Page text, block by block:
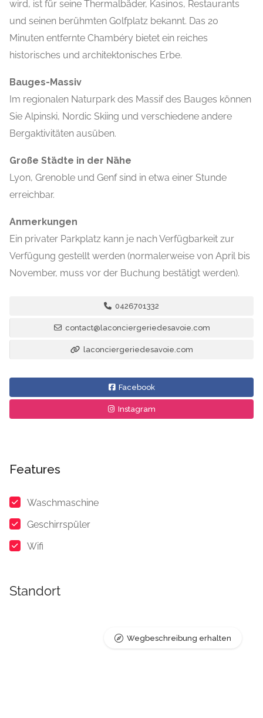
wird, ist für seine Thermalbäder, Kasinos, Restaurants
und seinen berühmten Golfplatz bekannt. Das 20
Minuten entfernte Chambéry bietet ein reiches
historisches und architektonisches Erbe.
Bauges-Massiv
Im regionalen Naturpark des Massif des Bauges können
Sie Alpinski, Nordic Skiing und verschiedene andere
Bergaktivitäten ausüben.
Große Städte in der Nähe
Lyon, Grenoble und Genf sind in etwa einer Stunde
erreichbar.
Anmerkungen
Ein privater Parkplatz kann je nach Verfügbarkeit zur
Verfügung gestellt werden (normalerweise von April bis
November, muss vor der Buchung bestätigt werden).
0426701332
contact@laconciergeriedesavoie.com
laconciergeriedesavoie.com
Facebook
Instagram
Features
Waschmaschine
Geschirrspüler
Wifi
Standort
Wegbeschreibung erhalten